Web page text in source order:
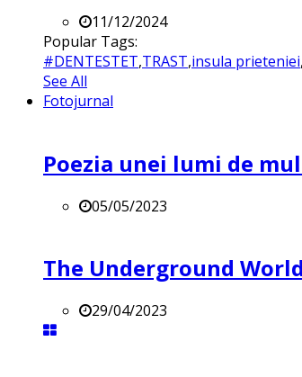
11/12/2024
Popular Tags:
#DENTESTET,TRAST,insula prieteniei,
See All
Fotojurnal
Poezia unei lumi de
05/05/2023
The Underground World
29/04/2023